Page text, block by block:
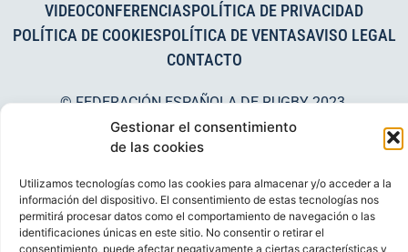
Gestionar el consentimiento
de las cookies
Utilizamos tecnologías como las cookies para almacenar y/o acceder a la
información del dispositivo. El consentimiento de estas tecnologías nos
permitirá procesar datos como el comportamiento de navegación o las
identificaciones únicas en este sitio. No consentir o retirar el
consentimiento, puede afectar negativamente a ciertas características y
VIDEOCONFERENCIASPOLÍTICA DE PRIVACIDAD
POLÍTICA DE COOKIESPOLÍTICA DE VENTASAVISO LEGAL
CONTACTO
© FEDERACIÓN ESPAÑOLA DE RUGBY 2023.
DESARROLLADO POR TOOOLS